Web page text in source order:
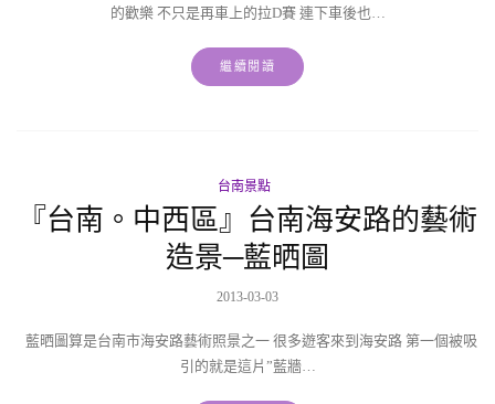
的歡樂 不只是再車上的拉D賽 連下車後也…
繼續閱讀
台南景點
『台南。中西區』台南海安路的藝術
造景─藍晒圖
2013-03-03
藍晒圖算是台南市海安路藝術照景之一 很多遊客來到海安路 第一個被吸
引的就是這片”藍牆…